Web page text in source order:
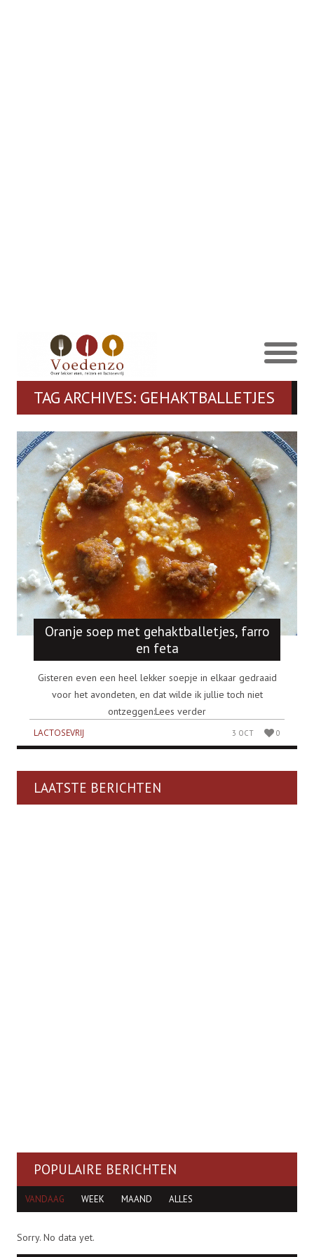
TAG ARCHIVES: GEHAKTBALLETJES
Oranje soep met gehaktballetjes, farro
en feta
Gisteren even een heel lekker soepje in elkaar gedraaid
voor het avondeten, en dat wilde ik jullie toch niet
ontzeggen:Lees verder
LACTOSEVRIJ 3 OCT 0
LAATSTE BERICHTEN
POPULAIRE BERICHTEN
VANDAAG WEEK MAAND ALLES
Sorry. No data yet.